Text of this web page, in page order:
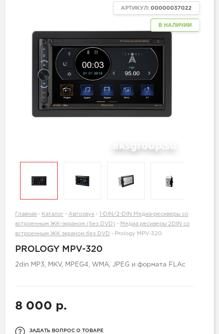
В НАЛИЧИИ
АРТИКУЛ: 00000037022
Главная - Каталог - Автозвук -
1-DIN/2-DIN Медиа-ресиверы со
встроенным ЖК-экраном (без DVD) - Медиа ресиверы 2DIN со
встроенным ЖК экраном без DVD - Prology MPV-320
PROLOGY MPV-320
2din MP3, MKV, MPEG4, WMA, JPEG и формата FLAc
8 000 р.
ЗАДАТЬ ВОПРОС О ТОВАРЕ